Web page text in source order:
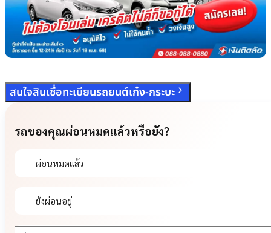
สนใจสินเชื่อทะเบียนรถยนต์เก๋ง-กระบะ
รถของคุณผ่อนหมดแล้วหรือยัง?
ผ่อนหมดแล้ว
ยังผ่อนอยู่